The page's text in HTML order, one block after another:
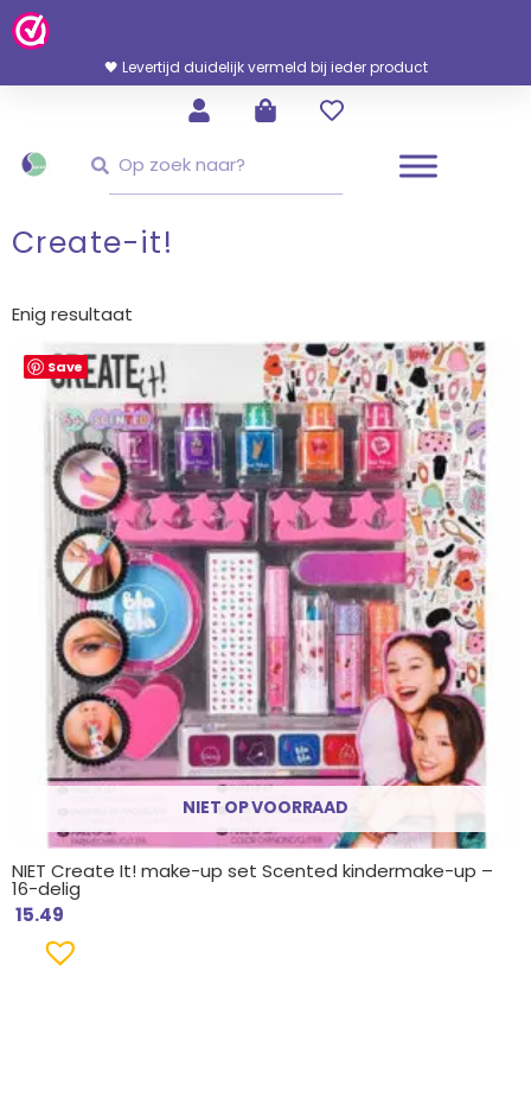
Ga
Naar
Inhoud
🖤 Levertijd duidelijk vermeld bij ieder product
Create-it!
Enig resultaat
Save
NIET OP VOORRAAD
NIET Create It! make-up set Scented kindermake-up –
16-delig
15.49